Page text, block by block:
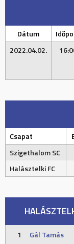
Dátum
2022.04.02.
Csapat
Szigethalom SC
Halásztelki FC
1 Gál Tamás